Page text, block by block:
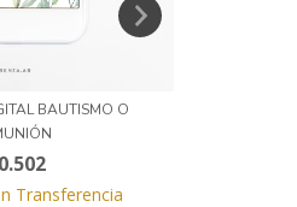
BAUTISMO O
Transferencia